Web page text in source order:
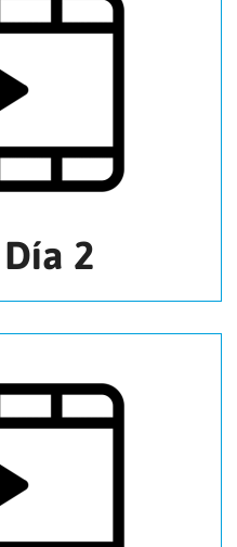
2